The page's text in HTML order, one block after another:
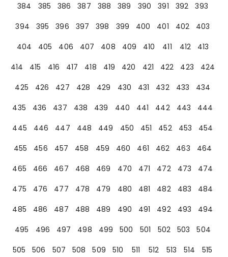
384
385 386 387 388 389 390 391 392
393
394
395 396 397 398 399 400 401 402
403
404
405 406 407 408 409 410 411 412
413
414
415 416 417 418 419 420 421 422 423
424
425
426 427 428 429 430 431 432 433
434
435
436 437 438 439 440 441 442 443
444
445
446 447 448 449 450 451 452 453
454
455
456 457 458 459 460 461 462 463
464
465
466 467 468 469 470 471 472 473
474
475
476 477 478 479 480 481 482 483
484
485
486 487 488 489 490 491 492 493
494
495
496 497 498 499 500 501 502 503
504
505
506 507 508 509 510 511 512 513 514
515